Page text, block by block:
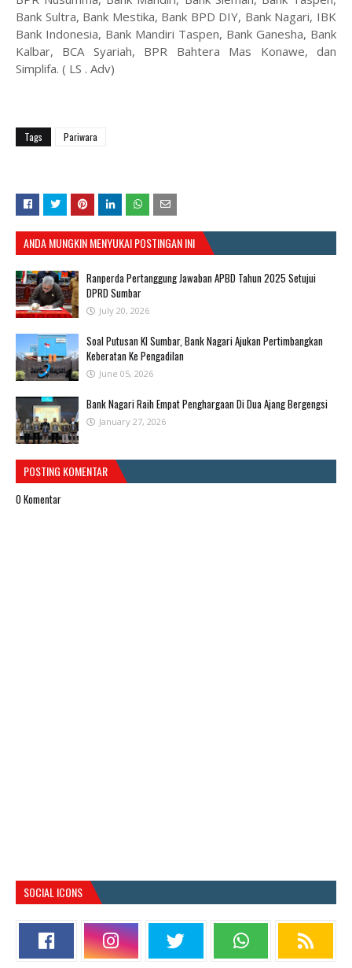
Bank Sultra, Bank Mestika, Bank BPD DIY, Bank Nagari, IBK
Bank Indonesia, Bank Mandiri Taspen, Bank Ganesha, Bank
Kalbar, BCA Syariah, BPR Bahtera Mas Konawe, dan
Simplifa. ( LS . Adv)
Tags Pariwara
ANDA MUNGKIN MENYUKAI POSTINGAN INI
Ranperda Pertanggung Jawaban APBD Tahun 2025 Setujui
DPRD Sumbar
July 20, 2026
Soal Putusan KI Sumbar, Bank Nagari Ajukan Pertimbangkan
Keberatan Ke Pengadilan
June 05, 2026
Bank Nagari Raih Empat Penghargaan Di Dua Ajang Bergengsi
January 27, 2026
POSTING KOMENTAR
0 Komentar
SOCIAL ICONS